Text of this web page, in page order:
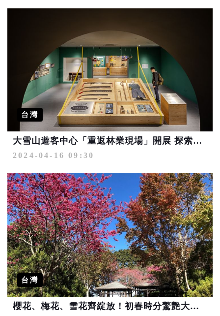
台灣
大雪山遊客中心「重返林業現場」開展 探索山林樂趣無窮
2024-04-16 09:30
台灣
櫻花、梅花、雪花齊綻放！初春時分驚艷大雪山